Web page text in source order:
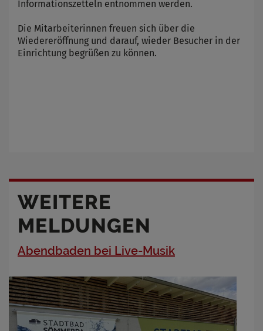
Informationszetteln entnommen werden.
Die Mitarbeiterinnen freuen sich über die
Wiedereröffnung und darauf, wieder Besucher in der
Einrichtung begrüßen zu können.
WEITERE
MELDUNGEN
Abendbaden bei Live-Musik